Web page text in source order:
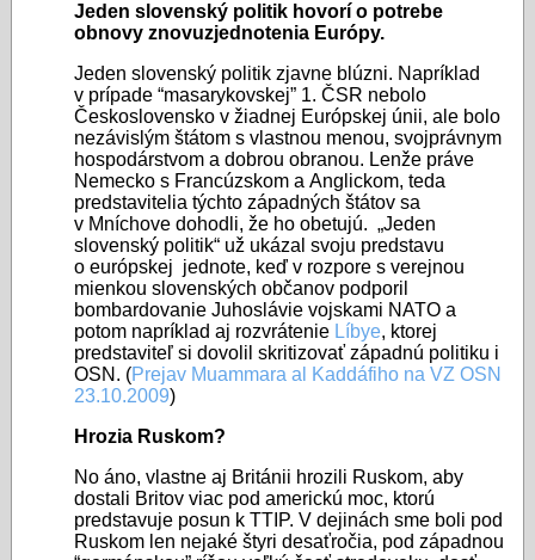
Jeden slovenský politik hovorí o potrebe
obnovy znovuzjednotenia Európy.
Jeden slovenský politik zjavne blúzni. Napríklad
v prípade “masarykovskej” 1. ČSR nebolo
Československo v žiadnej Európskej únii, ale bolo
nezávislým štátom s vlastnou menou, svojprávnym
hospodárstvom a dobrou obranou. Lenže práve
Nemecko s Francúzskom a Anglickom, teda
predstavitelia týchto západných štátov sa
v Mníchove dohodli, že ho obetujú. „Jeden
slovenský politik“ už ukázal svoju predstavu
o európskej jednote, keď v rozpore s verejnou
mienkou slovenských občanov podporil
bombardovanie Juhoslávie vojskami NATO a
potom napríklad aj rozvrátenie Líbye, ktorej
predstaviteľ si dovolil skritizovať západnú politiku i
OSN. (Prejav Muammara al Kaddáfiho na VZ OSN
23.10.2009)
Hrozia Ruskom?
No áno, vlastne aj Británii hrozili Ruskom, aby
dostali Britov viac pod americkú moc, ktorú
predstavuje posun k TTIP. V dejinách sme boli pod
Ruskom len nejaké štyri desaťročia, pod západnou